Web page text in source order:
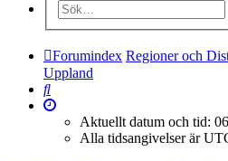
Forumindex Regioner och
Uppland
Sök
Aktuellt datum och tid:
Alla tidsangivelser är